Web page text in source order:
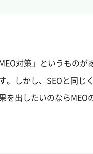
対策」というもの
。しかし、SEOと同
を出したいのなら